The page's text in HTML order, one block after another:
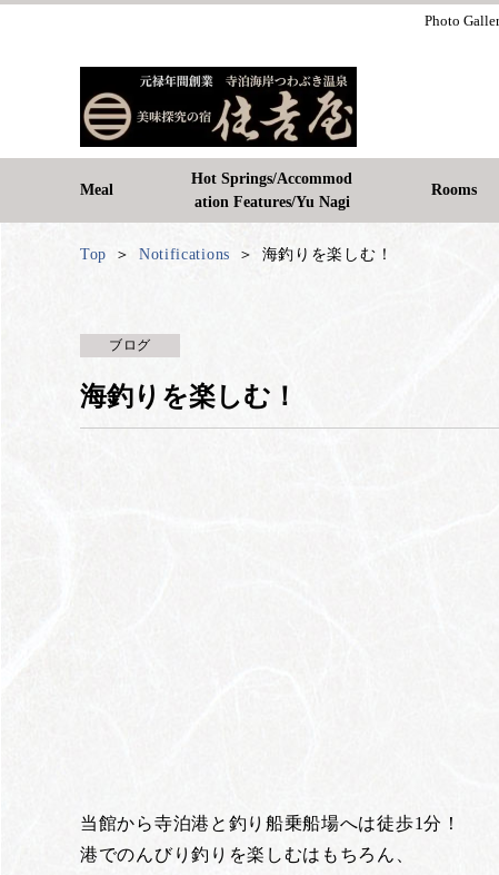
Photo
Meal
Hot Springs/Accommod
ation Features/Yu Nagi
Rooms
Top Notifications 海釣りを楽しむ！
ブログ
海釣りを楽しむ！
当館から寺泊港と釣り船乗船場へは徒歩1分！
港でのんびり釣りを楽しむはもちろん、